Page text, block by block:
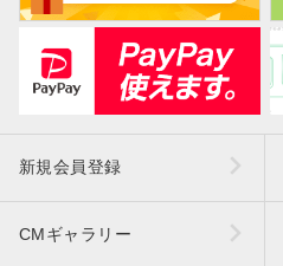
新規会員登録
CMギャラリー